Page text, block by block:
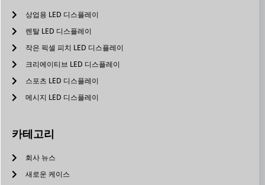
상업용 LED 디스플레이
렌탈 LED 디스플레이
작은 픽셀 피치 LED 디스플레이
크리에이티브 LED 디스플레이
스포츠 LED 디스플레이
메시지 LED 디스플레이
카테고리
회사 뉴스
새로운 케이스